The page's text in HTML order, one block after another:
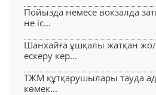
Пойызда немесе вокзалда
не іс...
Шанхайға ұшқалы жатқан
ескеру кер...
ТЖМ құтқарушылары тауда
көмек...